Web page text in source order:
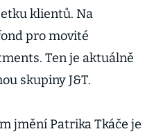
klientů. Na
pro movité
Ten je aktuálně
skupiny J&T.
jmění Patrika Tkáče je